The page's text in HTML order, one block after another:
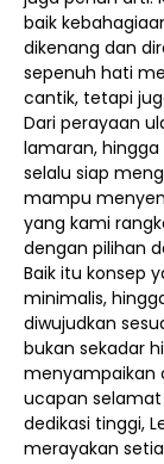
baik
dikenang dan
sepenuh hati
cantik, tetapi
Dari perayaan
lamaran, hingga
selalu siap
mampu
yang kami
dengan pilihan
Baik itu konsep
minimalis,
diwujudkan
bukan sekadar
menyampaikan
ucapan
dedikasi tinggi,
merayakan